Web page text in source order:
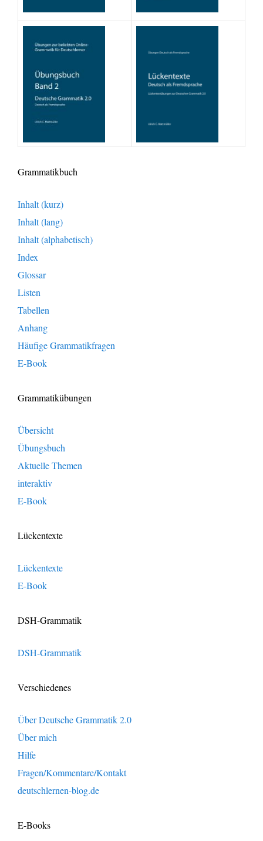
Grammatikbuch
Inhalt (kurz)
Inhalt (lang)
Inhalt (alphabetisch)
Index
Glossar
Listen
Tabellen
Anhang
Häufige Grammatikfragen
E-Book
Grammatikübungen
Übersicht
Übungsbuch
Aktuelle Themen
interaktiv
E-Book
Lückentexte
Lückentexte
E-Book
DSH-Grammatik
DSH-Grammatik
Verschiedenes
Über Deutsche Grammatik 2.0
Über mich
Hilfe
Fragen/Kommentare/Kontakt
deutschlernen-blog.de
E-Books